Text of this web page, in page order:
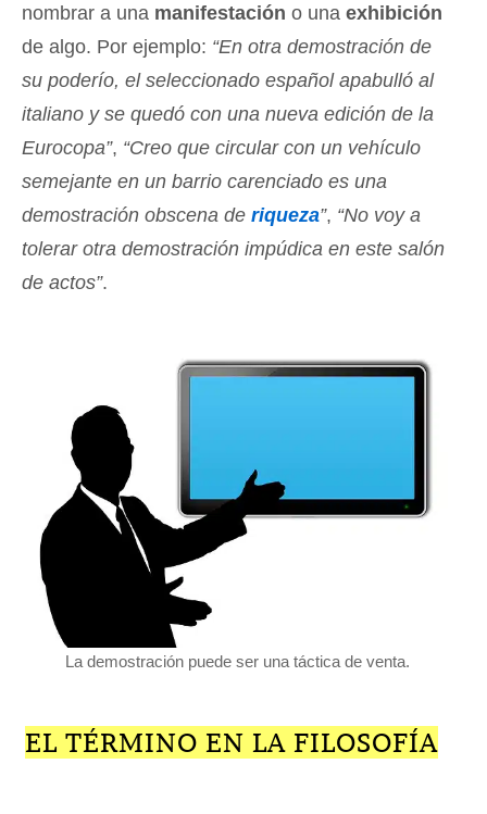
nombrar a una manifestación o una exhibición
de algo. Por ejemplo: “En otra demostración de
su poderío, el seleccionado español apabulló al
italiano y se quedó con una nueva edición de la
Eurocopa”, “Creo que circular con un vehículo
semejante en un barrio carenciado es una
demostración obscena de riqueza”, “No voy a
tolerar otra demostración impúdica en este salón
de actos”.
La demostración puede ser una táctica de venta.
EL TÉRMINO EN LA FILOSOFÍA